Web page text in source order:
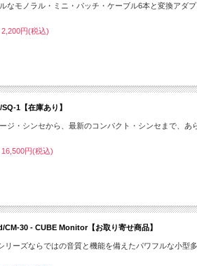
なモノラル・ミニ・パッチ・ケーブル6本と変換アダプ
円(税込)
1【在庫あり】
ジ・シンセから、最新のコンパクト・シンセまで、
円(税込)
CM-30 - CUBE Monitor【お取り寄せ商品】
リーズならではの音質と機能を備えたパワフルな小型